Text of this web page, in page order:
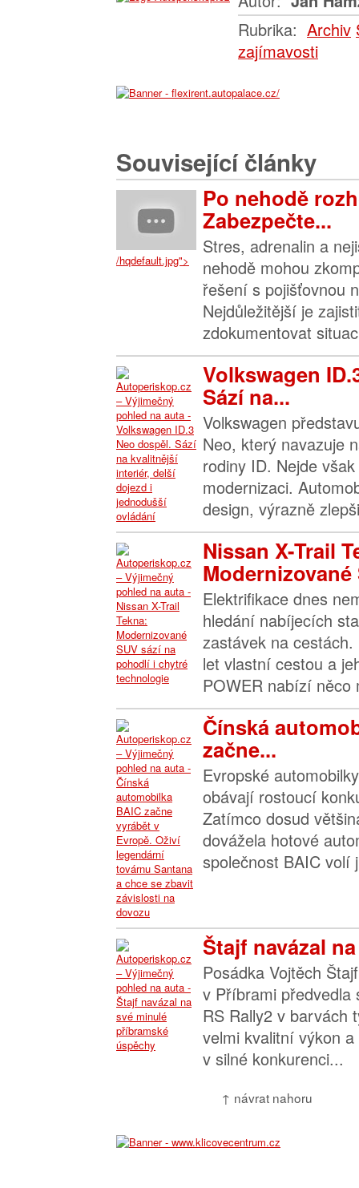
Rubrika: Archiv
zajímavosti
Související články
/hqdefault.jpg">
Po nehodě
Zabezpečte...
Stres, adrenalin a
nehodě mohou
řešení s pojišťovnou
Nejdůležitější je
zdokumentovat
Volkswagen
Sází na...
Volkswagen
Neo, který navazuje
rodiny ID. Nejde
modernizaci.
design, výrazně
Nissan X-Trail
Modernizované
Elektrifikace dnes
hledání nabíjecích
zastávek na
let vlastní cestou a
POWER nabízí něco
Čínská
začne...
Evropské
obávají rostoucí
Zatímco dosud
dovážela hotové
společnost BAIC volí
Štajf navázal
Posádka Vojtěch
v Příbrami předvedla
RS Rally2 v barvách
velmi kvalitní výkon
v silné konkurenci...
↑ návrat nahoru